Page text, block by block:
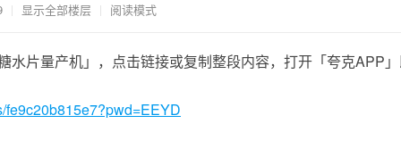
| 显示全部楼层 | 阅读模式
水片量产机」，点击链接或复制整段内容，打开「夸克APP
fe9c20b815e7?pwd=EEYD